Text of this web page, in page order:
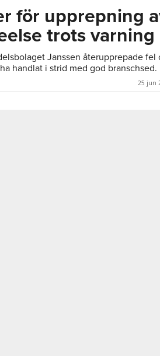
för upprepning
trots varning
Janssen återupprepade fel
handlat i strid med god branschsed.
25 jun